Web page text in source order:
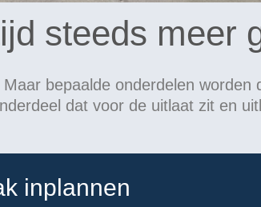
steeds meer
bepaalde onderdelen worden
dat voor de uitlaat zit en
inplannen